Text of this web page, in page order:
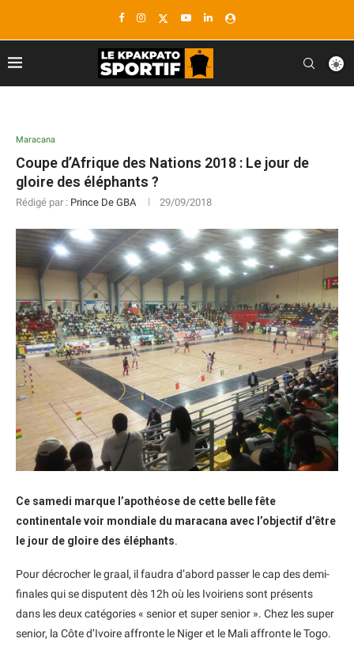
Maracana
Coupe d’Afrique des Nations 2018 : Le jour de
gloire des éléphants ?
Rédigé par : Prince De GBA 29/09/2018
Ce samedi marque l’apothéose de cette belle fête
continentale voir mondiale du maracana avec l’objectif d’être
le jour de gloire des éléphants.
Pour décrocher le graal, il faudra d’abord passer le cap des demi-
finales qui se disputent dès 12h où les Ivoiriens sont présents
dans les deux catégories « senior et super senior ». Chez les super
senior, la Côte d’Ivoire affronte le Niger et le Mali affronte le Togo.